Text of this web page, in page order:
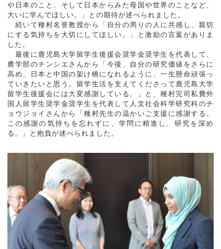
や日本のこと、そして日本からみた母国や世界のことなど、
大いに学んでほしい。」との期待が述べられました。
続いて種村名誉教授から「自分の周りの人に共感し、親切
にする気持ちを大切にしてほしい。」と激励の言葉がありま
した。
最後に鹿児島大学留学生後援会奨学金奨学生を代表して、
農学部のチンシエさんから「今後、自分の研究価値をさらに
高め、日本と中国の架け橋になれるように、一生懸命頑張っ
ていきたいと思う。留学生活を支えてくださって鹿児島大学
留学生後援会には大変感謝している。」と、種村完司私費外
国人留学生奨学金奨学生を代表して人文社会科学研究科のチ
ョウジョイさんから「種村先生の温かいご支援に感謝する。
この感謝の気持ちを忘れずに、学問に精進し、研究を深め
る。」と抱負が述べられました。